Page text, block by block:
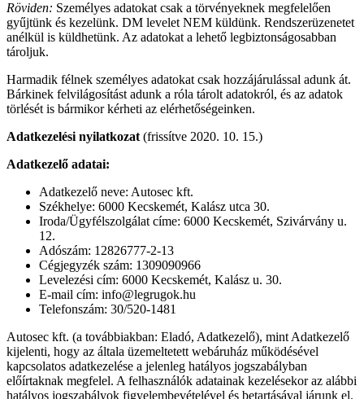
Röviden: Személyes adatokat csak a törvényeknek megfelelően
gyűjtünk és kezelünk. DM levelet NEM küldünk. Rendszerüzenetet
anélkül is küldhetünk. Az adatokat a lehető legbiztonságosabban
tároljuk.
Harmadik félnek személyes adatokat csak hozzájárulással adunk át.
Bárkinek felvilágosítást adunk a róla tárolt adatokról, és az adatok
törlését is bármikor kérheti az elérhetőségeinken.
Adatkezelési nyilatkozat (frissítve 2020. 10. 15.)
Adatkezelő adatai:
Adatkezelő neve: Autosec kft.
Székhelye: 6000 Kecskemét, Kalász utca 30.
Iroda/Ügyfélszolgálat címe: 6000 Kecskemét, Szivárvány u.
12.
Adószám: 12826777-2-13
Cégjegyzék szám: 1309090966
Levelezési cím: 6000 Kecskemét, Kalász u. 30.
E-mail cím: info@legrugok.hu
Telefonszám: 30/520-1481
Autosec kft. (a továbbiakban: Eladó, Adatkezelő), mint Adatkezelő
kijelenti, hogy az általa üzemeltetett webáruház működésével
kapcsolatos adatkezelése a jelenleg hatályos jogszabályban
előírtaknak megfelel. A felhasználók adatainak kezelésekor az alábbi
hatályos jogszabályok figyelembevételével és betartásával járunk el.